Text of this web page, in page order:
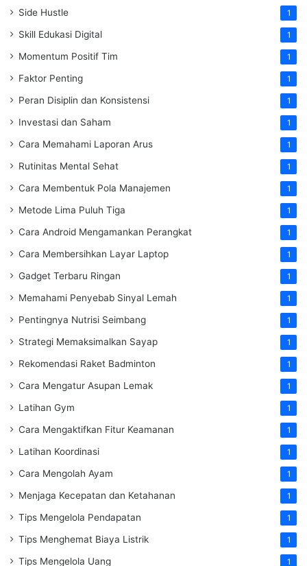
Side Hustle 1
Skill Edukasi Digital 1
Momentum Positif Tim 1
Faktor Penting 1
Peran Disiplin dan Konsistensi 1
Investasi dan Saham 1
Cara Memahami Laporan Arus 1
Rutinitas Mental Sehat 1
Cara Membentuk Pola Manajemen 1
Metode Lima Puluh Tiga 1
Cara Android Mengamankan Perangkat 1
Cara Membersihkan Layar Laptop 1
Gadget Terbaru Ringan 1
Memahami Penyebab Sinyal Lemah 1
Pentingnya Nutrisi Seimbang 1
Strategi Memaksimalkan Sayap 1
Rekomendasi Raket Badminton 1
Cara Mengatur Asupan Lemak 1
Latihan Gym 1
Cara Mengaktifkan Fitur Keamanan 1
Latihan Koordinasi 1
Cara Mengolah Ayam 1
Menjaga Kecepatan dan Ketahanan 1
Tips Mengelola Pendapatan 1
Tips Menghemat Biaya Listrik 1
Tips Mengelola Uang 1